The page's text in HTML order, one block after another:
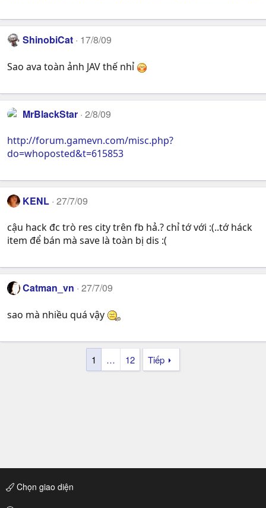
ShinobiCat 17/8/09
Sao ava toàn ảnh JAV thế nhỉ
MrBlackStar 2/8/09
http://forum.gamevn.com/misc.php?
do=whoposted&t=615853
KENL 27/7/09
cậu hack đc trò res city trên fb hả.? chỉ tớ với :(..tớ háck
item để bán mà save là toàn bị dis :(
Catman_vn 27/7/09
sao mà nhiều quá vậy
1 … 12 Tiếp
Chọn giao diện